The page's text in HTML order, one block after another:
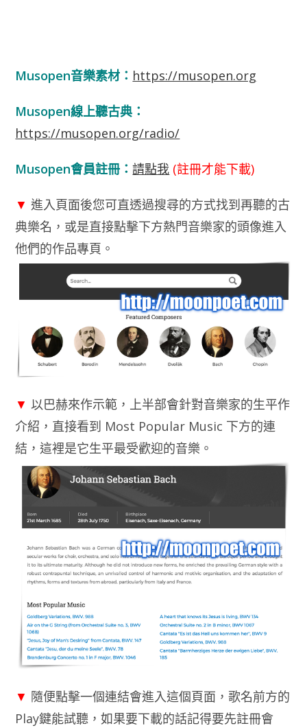
Musopen音樂素材： https://musopen.org
Musopen線上聽古典：
https://musopen.org/radio/
Musopen會員註冊：請點我 (註冊才能下載)
▼ 進入頁面後您可直透過搜尋的方式找到再聽的古
典樂名，或是直接點擊下方熱門音樂家的頭像進入
他們的作品專頁。
▼ 以巴赫來作示範，上半部會針對音樂家的生平作
介紹，直接看到 Most Popular Music 下方的連
結，這裡是它生平最受歡迎的音樂。
▼ 隨便點擊一個連結會進入這個頁面，歌名前方的
Play鍵能試聽，如果要下載的話記得要先註冊會